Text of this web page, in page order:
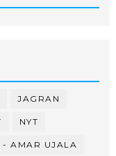
JAGRAN
NYT
- AMAR UJALA